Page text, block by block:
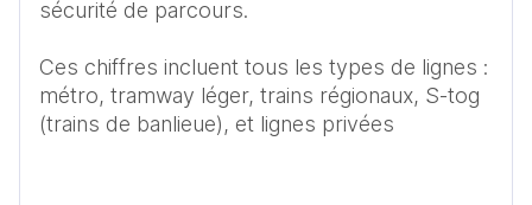
sécurité de parcours.
Ces chiffres incluent tous les types de lignes :
métro, tramway léger, trains régionaux, S-tog